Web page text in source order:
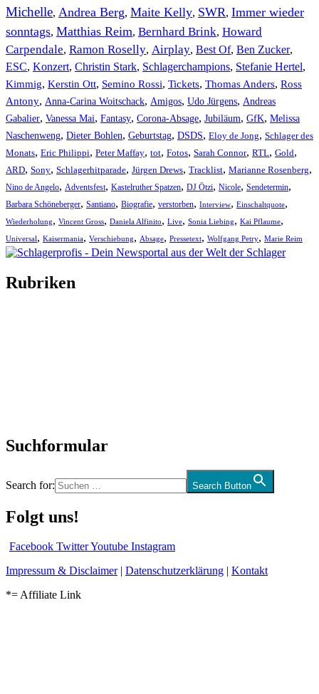
Michelle, Andrea Berg, Maite Kelly, SWR, Immer wieder
sonntags, Matthias Reim, Bernhard Brink, Howard
Carpendale, Ramon Roselly, Airplay, Best Of, Ben Zucker,
ESC, Konzert, Christin Stark, Schlagerchampions, Stefanie Hertel,
Kimmig, Kerstin Ott, Semino Rossi, Tickets, Thomas Anders, Ross
Antony, Anna-Carina Woitschack, Amigos, Udo Jürgens, Andreas
Gabalier, Vanessa Mai, Fantasy, Corona-Absage, Jubiläum, GfK, Melissa
Naschenweng, Dieter Bohlen, Geburtstag, DSDS, Eloy de Jong, Schlager des
Monats, Eric Philippi, Peter Maffay, tot, Fotos, Sarah Connor, RTL, Gold,
ARD, Sony, Schlagerhitparade, Jürgen Drews, Tracklist, Marianne Rosenberg,
Nino de Angelo, Adventsfest, Kastelruther Spatzen, DJ Ötzi, Nicole, Sendetermin,
Barbara Schöneberger, Santiano, Biografie, verstorben, Interview, Einschaltquote,
Wiederholung, Vincent Gross, Daniela Alfinito, Live, Sonia Liebing, Kai Pflaume,
Universal, Kaisermania, Verschiebung, Absage, Pressetext, Wolfgang Petry, Marie Reim
Rubriken
Suchformular
Search for: Search Button
Folgt uns!
Facebook TwitterYoutube Instagram
Impressum & Disclaimer| Datenschutzerklärung | Kontakt
*= Affiliate Link